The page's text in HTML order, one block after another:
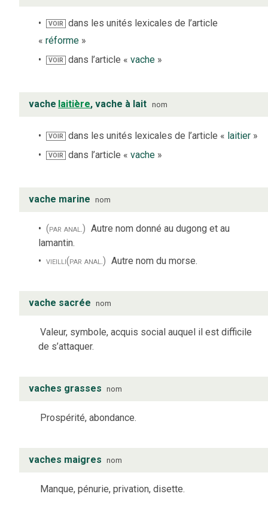
VOIR
dans les unités lexicales de l’article
« réforme »
VOIR dans l’article «vache »
vache laitière, vache à lait nom
VOIR dans les unités lexicales de l’article « laitier »
VOIR dans l’article «vache »
vache marine nom
(par anal.) Autre nom donné au dugong et au
lamantin.
vieilli(par anal.) Autre nom du morse.
vache sacrée nom
Valeur, symbole, acquis social auquel il est difficile
de s’attaquer.
vaches grasses nom
Prospérité, abondance.
vaches maigres nom
Manque, pénurie, privation, disette.